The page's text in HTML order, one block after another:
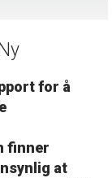
for å
finner
at